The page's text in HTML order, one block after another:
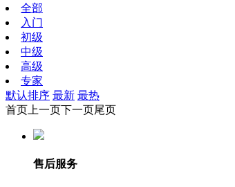
全部
入门
初级
中级
高级
专家
默认排序 最新 最热
首页 上一页下一页尾页
售后服务